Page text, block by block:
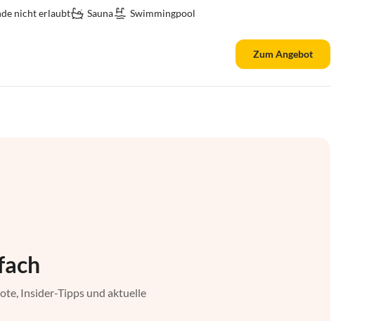
nicht erlaubt Sauna Swimmingpool
Zum Angebot
Insider-Tipps und aktuelle